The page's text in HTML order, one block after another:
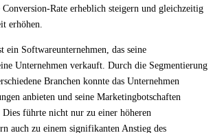
Conversion-Rate erheblich steigern und gleichzeitig
erhöhen.
ein Softwareunternehmen, das seine
Unternehmen verkauft. Durch die Segmentierung
Branchen konnte das Unternehmen
anbieten und seine Marketingbotschaften
Dies führte nicht nur zu einer höheren
auch zu einem signifikanten Anstieg des